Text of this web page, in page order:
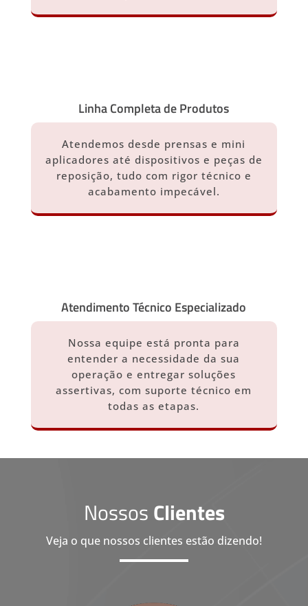
Linha Completa de Produtos
Atendemos desde prensas e mini
aplicadores até dispositivos e peças de
reposição, tudo com rigor técnico e
acabamento impecável.
Atendimento Técnico Especializado
Nossa equipe está pronta para
entender a necessidade da sua
operação e entregar soluções
assertivas, com suporte técnico em
todas as etapas.
NossosClientes
Veja o que nossos clientes estão dizendo!